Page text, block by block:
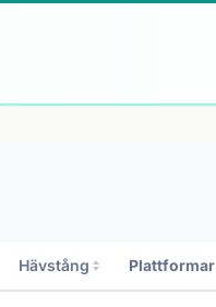
Hävstång Plattformar